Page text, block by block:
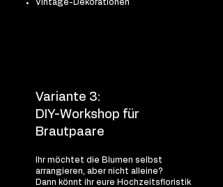
Vintage-Dekorationen
Variante 3:
DIY-Workshop für
Brautpaare
Ihr möchtet die Blumen selbst
arrangieren, aber nicht alleine?
Dann könnt ihr eure Hochzeitsfloristik